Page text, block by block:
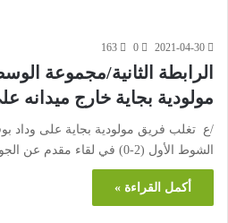
2021-04-30
0
163
مولودية بجاية خارج ميدانه
الشوط الأول (2-0) في لقاء مقدم عن الجولة الرابعة…
أكمل القراءة »